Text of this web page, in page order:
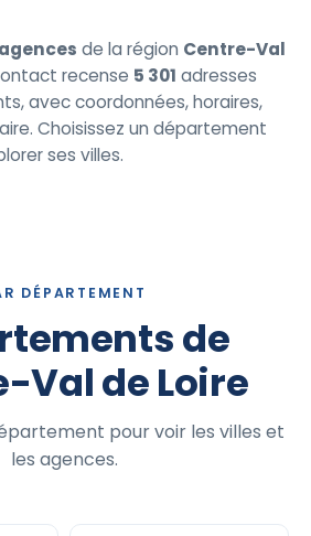
agences de la région Centre-Val
recense 5 301 adresses
avec coordonnées, horaires,
Choisissez un département
ses villes.
DÉPARTEMENT
de
Val de Loire
pour voir les villes et
les agences.